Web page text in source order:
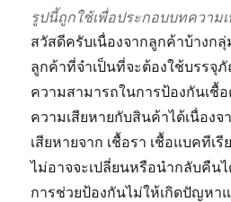
รูปนี้ถูกใช้เพื่อประกอบบทความ
สวัสดีครับเนื่องจากลูกค้าบ้างก
ลูกค้าที่จำเป็นที่จะต้องใช้บรร
ความสามารถในการป้องกันเชื้
ความเสียหายกับสินค้าได้เนื่อง
เสียหายจาก เชื้อรา เชื้อแบคทีเ
ไม่อาจจะเปลี่ยนหรือนำกลับคืน
การช่วยป้องกันไม่ให้เกิดปัญหา